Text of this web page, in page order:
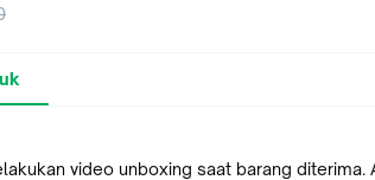
video unboxing saat barang diterima.